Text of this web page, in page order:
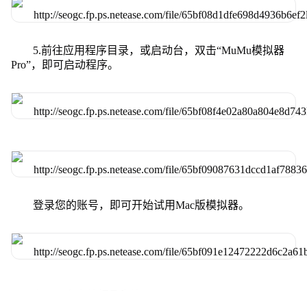
5.前往应用程序目录，或启动台，双击“MuMu模拟器
Pro”，即可启动程序。
登录您的账号，即可开始试用Mac版模拟器。